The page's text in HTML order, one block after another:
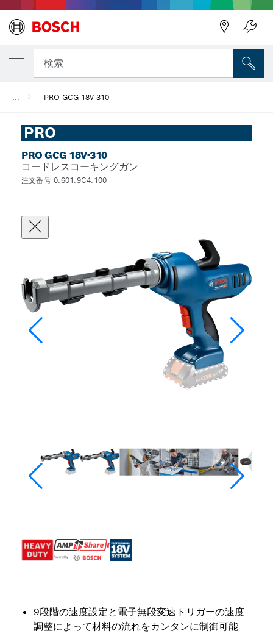
検索
... PRO GCG 18V-310
PRO
PRO GCG 18V-310
コードレスコーキングガン
注文番号 0.601.9C4.100
9段階の速度設定と電子無段変速トリガーの速度
調整によって材料の流れをカンタンに制御可能